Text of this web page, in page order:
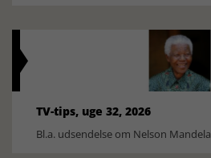
TV-tips, uge 32, 2026
Bl.a. udsendelse om Nelson Mandela